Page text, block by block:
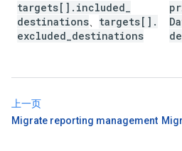
targets[] . included
destinations
targets[] .
excluded destinations
上一页
Migrate reporting management